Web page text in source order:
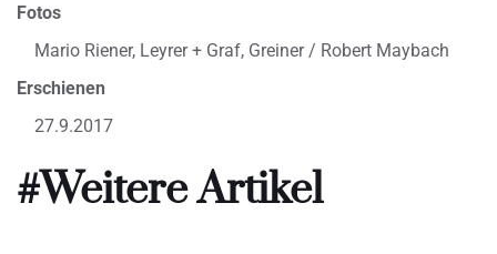
Fotos
Mario Riener, Leyrer + Graf, Greiner / Robert Maybach
Erschienen
27.9.2017
#Weitere Artikel